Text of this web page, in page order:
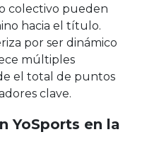
colectivo pueden
hacia el título.
por ser dinámico
múltiples
el total de puntos
clave.
YoSports en la